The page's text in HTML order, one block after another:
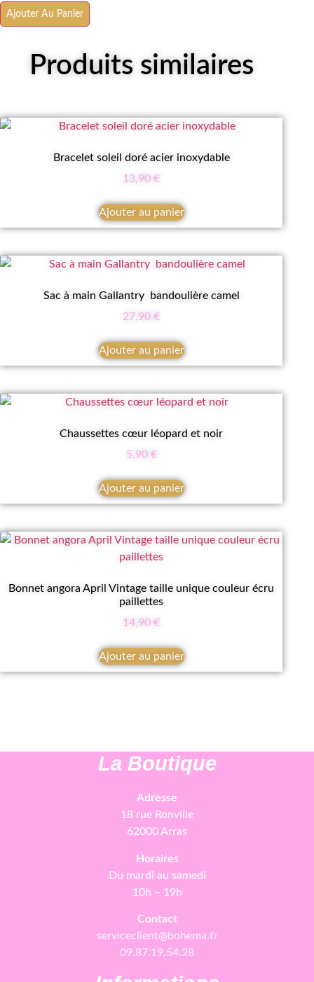
quantité
de
Echarpe
Vintage
Ajouter Au Panier
Produits similaires
Bracelet soleil doré acier inoxydable
13,90€
Ajouter au panier
Sac à main Gallantry bandoulière camel
27,90€
Ajouter au panier
Chaussettes cœur léopard et noir
5,90 €
Ajouter au panier
Bonnet angora April Vintage taille unique couleur écru
paillettes
14,90€
Ajouter au panier
La Boutique
Adresse
18 rue Ronville
62000 Arras
Horaires
Du mardi au samedi
10h – 19h
Contact
serviceclient@bohema.fr
09.87.19.54.28